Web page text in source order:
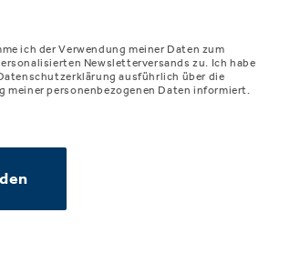
ich der Verwendung meiner Daten zum
Newsletterversands zu. Ich habe
ausführlich über die
meiner personenbezogenen Daten informiert.